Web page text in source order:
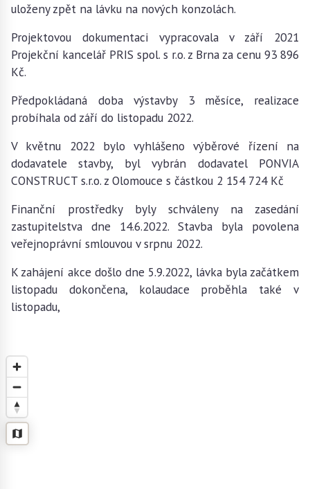
uloženy zpět na lávku na nových konzolách.
Projektovou dokumentaci vypracovala v září 2021
Projekční kancelář PRIS spol. s r.o. z Brna za cenu 93 896
Kč.
Předpokládaná doba výstavby 3 měsíce, realizace
probíhala od září do listopadu 2022.
V květnu 2022 bylo vyhlášeno výběrové řízení na
dodavatele stavby, byl vybrán dodavatel PONVIA
CONSTRUCT s.r.o. z Olomouce s částkou 2 154 724 Kč
Finanční prostředky byly schváleny na zasedání
zastupitelstva dne 14.6.2022. Stavba byla povolena
veřejnoprávní smlouvou v srpnu 2022.
K zahájení akce došlo dne 5.9.2022, lávka byla začátkem
listopadu dokončena, kolaudace proběhla také v
listopadu,